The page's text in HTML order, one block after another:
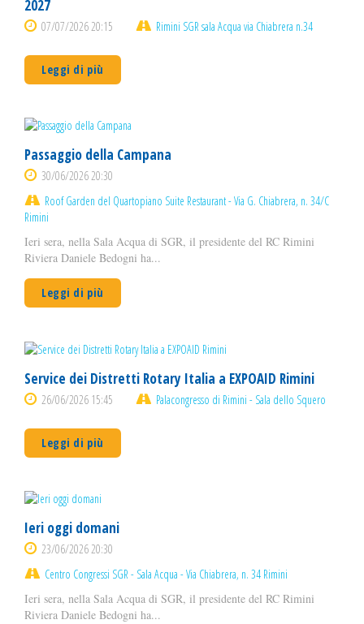
2027
07/07/2026 20:15 Rimini SGR sala Acqua via Chiabrera n.34
Leggi di più
Passaggio della Campana
30/06/2026 20:30
Roof Garden del Quartopiano Suite Restaurant - Via G. Chiabrera, n. 34/C
Rimini
Ieri sera, nella Sala Acqua di SGR, il presidente del RC Rimini
Riviera Daniele Bedogni ha...
Leggi di più
Service dei Distretti Rotary Italia a EXPOAID Rimini
26/06/2026 15:45 Palacongresso di Rimini - Sala dello Squero
Leggi di più
Ieri oggi domani
23/06/2026 20:30
Centro Congressi SGR - Sala Acqua - Via Chiabrera, n. 34 Rimini
Ieri sera, nella Sala Acqua di SGR, il presidente del RC Rimini
Riviera Daniele Bedogni ha...